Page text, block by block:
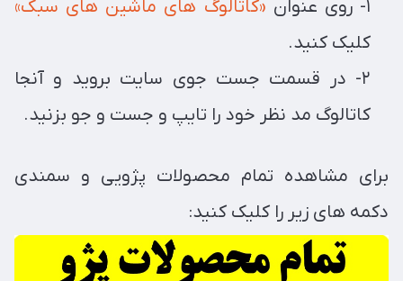
۱- روی عنوان
«کاتالوگ های ماشین های سبک»
کلیک کنید.
۲- در قسمت جست جوی سایت بروید و آنجا
کاتالوگ مد نظر خود را تایپ و جست و جو بزنید.
برای مشاهده تمام محصولات پژویی و سمندی
دکمه های زیر را کلیک کنید: